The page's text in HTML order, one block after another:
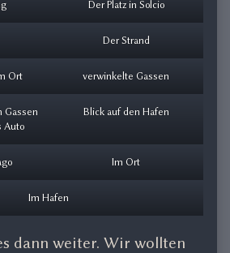
Der Platz in Solcio
Der Strand
Ort verwinkelte Gassen
Gassen
Auto
Blick auf den Hafen
Im Ort
Im Hafen
dann weiter. Wir wollten